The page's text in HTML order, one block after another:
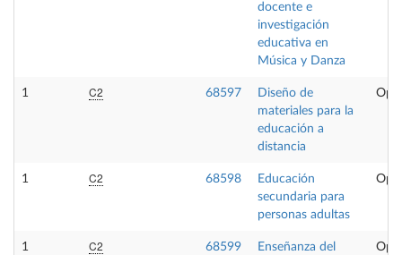
docente e
investigación
educativa en
Música y Danza
1 C2 68597
Diseño de
materiales para la
educación a
distancia
1 C2 68598
Educación
secundaria para
personas adultas
1 C2 68599
Enseñanza del